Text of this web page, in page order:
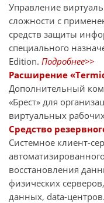
Управление
сложности с
средств защиты
специального
Edition. Подробнее>>
Расширение
Дополнительный
«Брест» для
виртуальных
Средство
Системное клиент-
восстановления
физических
данных, data-центров.